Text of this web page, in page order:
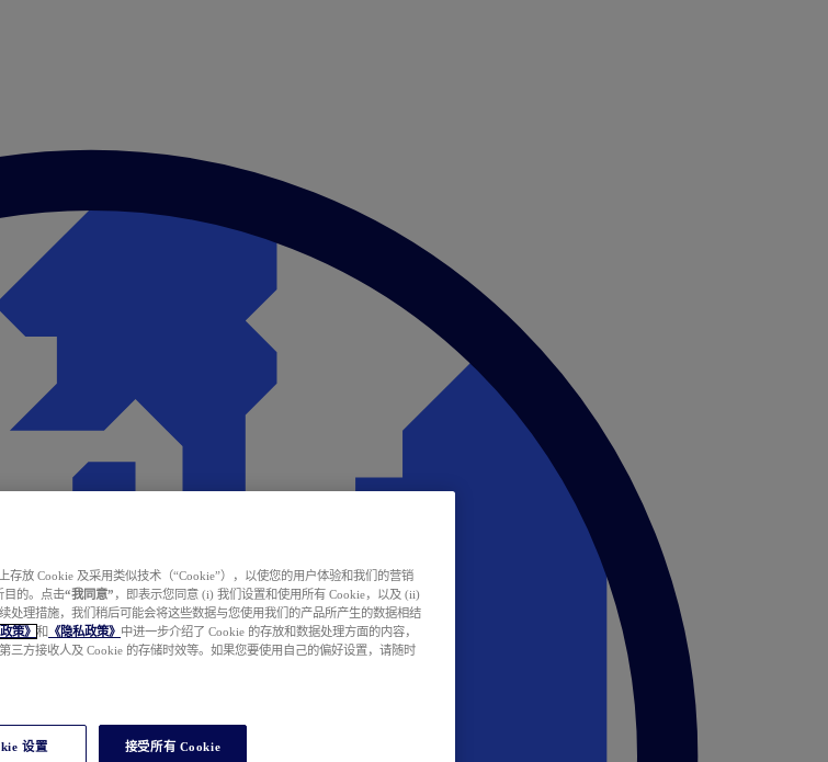
存放 Cookie 及采用类似技术（“Cookie”），以使您的用户体验和我们的营销
目的。点击“我同意” ，即表示您同意 (i) 我们设置和使用所有 Cookie，以及 (ii)
处理措施，我们稍后可能会将这些数据与您使用我们的产品所产生的数据相结
策》 和 《隐私政策》 中进一步介绍了 Cookie 的存放和数据处理方面的内容，
三方接收人及 Cookie 的存储时效等。如果您要使用自己的偏好设置，请随时
设置 接受所有 Cookie